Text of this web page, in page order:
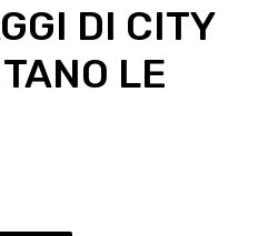
DI CITY
LE